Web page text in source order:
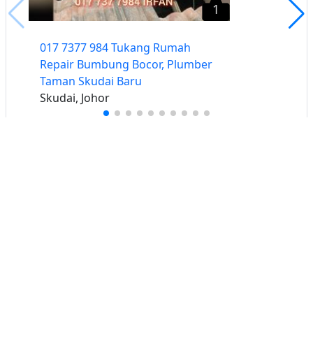
1
017 7377 984 Tukang Rumah
Repair Bumbung Bocor, Plumber
Taman Skudai Baru
Skudai, Johor